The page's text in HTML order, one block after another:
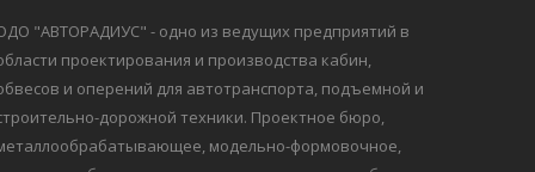
"АВТОРАДИУС" - одно из ведущих предприятий в
проектирования и производства кабин,
и оперений для автотранспорта, подъемной и
дорожной техники. Проектное бюро,
модельно-формовочное,